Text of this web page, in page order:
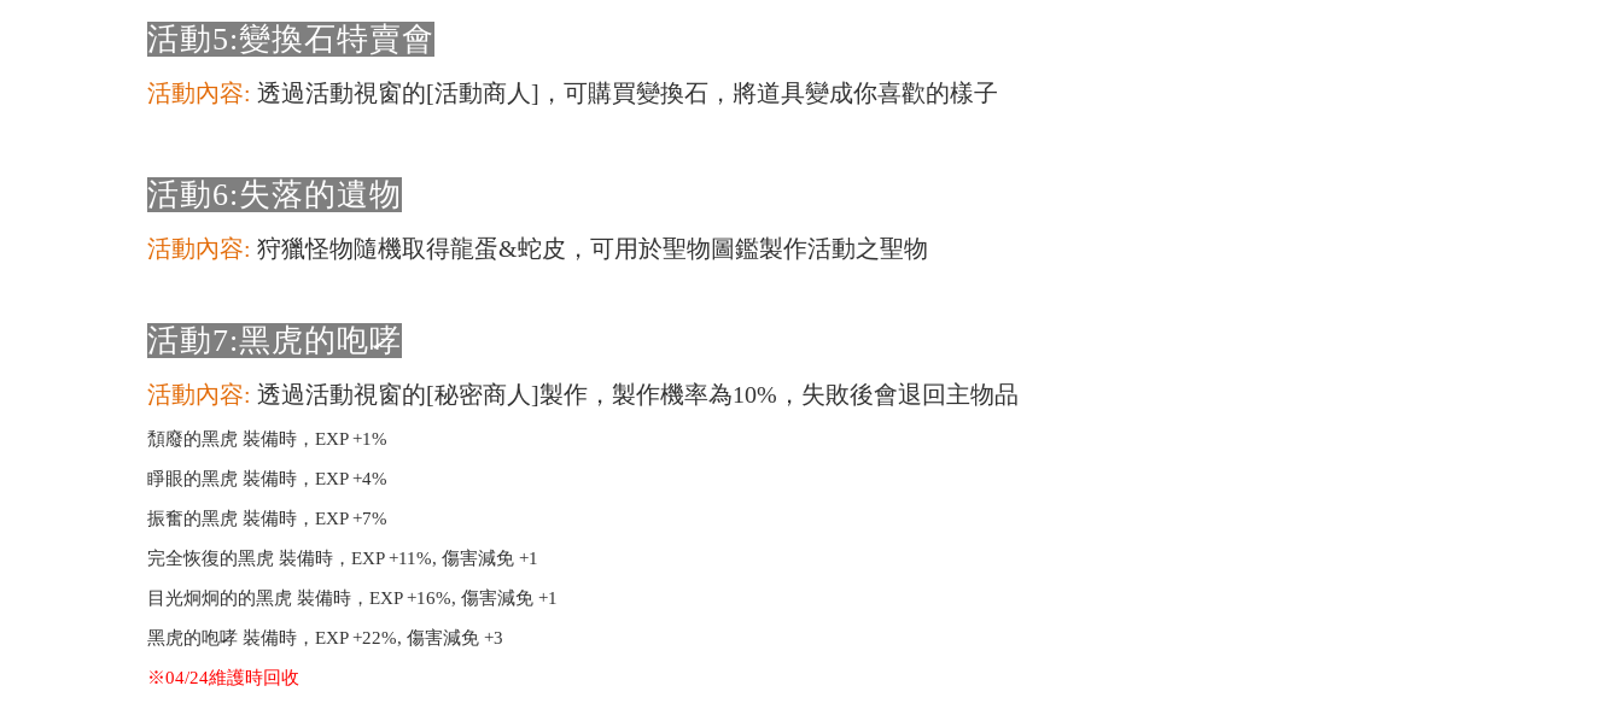
活動5:變換石特賣會
活動內容: 透過活動視窗的[活動商人]，可購買變換石，將道具變成你喜歡的樣子
活動6:失落的遺物
活動內容: 狩獵怪物隨機取得龍蛋&蛇皮，可用於聖物圖鑑製作活動之聖物
活動7:黑虎的咆哮
活動內容: 透過活動視窗的[秘密商人]製作，製作機率為10%，失敗後會退回主物品
頹廢的黑虎 裝備時，EXP +1%
睜眼的黑虎 裝備時，EXP +4%
振奮的黑虎 裝備時，EXP +7%
完全恢復的黑虎 裝備時，EXP +11%, 傷害減免 +1
目光炯炯的的黑虎 裝備時，EXP +16%, 傷害減免 +1
黑虎的咆哮 裝備時，EXP +22%, 傷害減免 +3
※04/24維護時回收